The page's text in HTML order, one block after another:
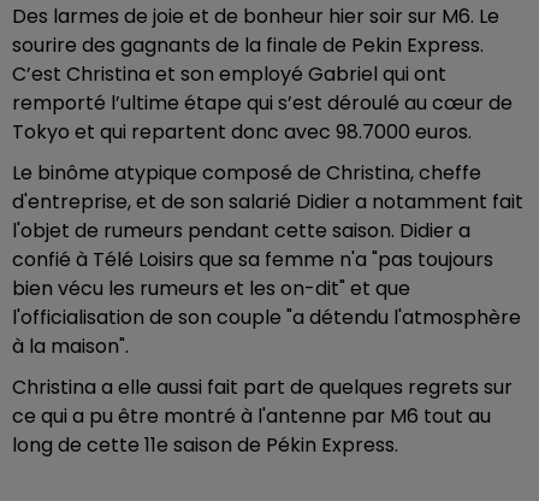
Des larmes de joie et de bonheur hier soir sur M6. Le
sourire des gagnants de la finale de Pekin Express.
C’est Christina et son employé Gabriel qui ont
remporté l’ultime étape qui s’est déroulé au cœur de
Tokyo et qui repartent donc avec 98.7000 euros.
Le binôme atypique composé de Christina, cheffe
d'entreprise, et de son salarié Didier a notamment fait
l'objet de rumeurs pendant cette saison. Didier a
confié à Télé Loisirs que sa femme n'a "pas toujours
bien vécu les rumeurs et les on-dit" et que
l'officialisation de son couple "a détendu l'atmosphère
à la maison".
Christina a elle aussi fait part de quelques regrets sur
ce qui a pu être montré à l'antenne par M6 tout au
long de cette 11e saison de Pékin Express.